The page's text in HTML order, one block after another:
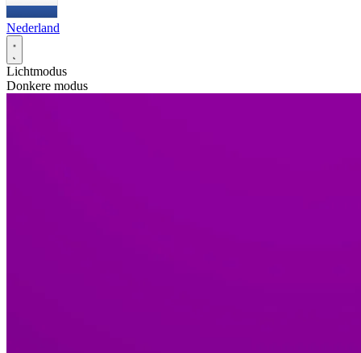
Nederland
Lichtmodus
Donkere modus